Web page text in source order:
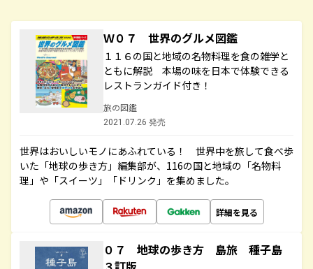
Ｗ０７ 世界のグルメ図鑑
１１６の国と地域の名物料理を食の雑学と
ともに解説 本場の味を日本で体験できる
レストランガイド付き！
旅の図鑑
2021.07.26 発売
世界はおいしいモノにあふれている！ 世界中を旅して食べ歩
いた「地球の歩き方」編集部が、116の国と地域の「名物料
理」や「スイーツ」「ドリンク」を集めました。
詳細を見る
０７ 地球の歩き方 島旅 種子島